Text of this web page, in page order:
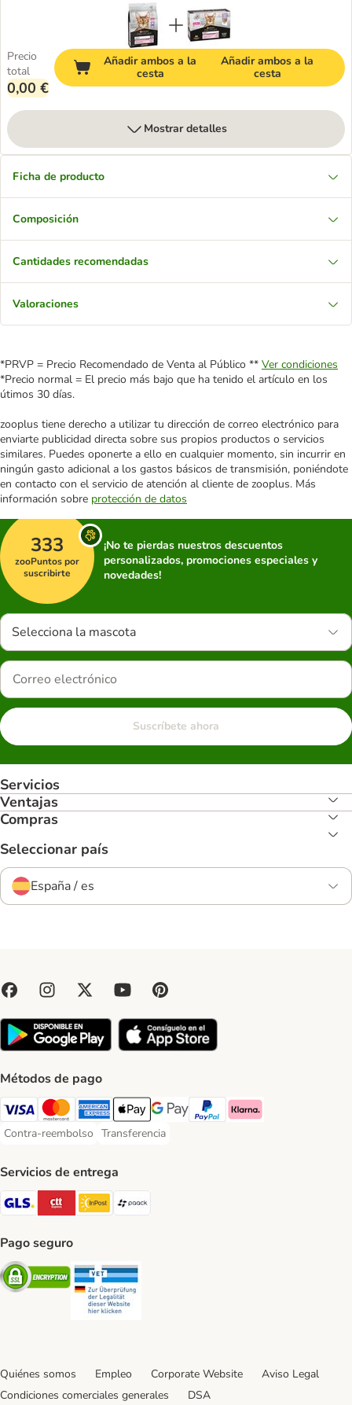
Precio
total
0,00 €
Añadir ambos a la
cesta
Añadir ambos a la
cesta
Mostrar detalles
Ficha de producto
Composición
Cantidades recomendadas
Valoraciones
*PRVP = Precio Recomendado de Venta al Público ** Ver condiciones
*Precio normal = El precio más bajo que ha tenido el artículo en los
útimos 30 días.
zooplus tiene derecho a utilizar tu dirección de correo electrónico para
enviarte publicidad directa sobre sus propios productos o servicios
similares. Puedes oponerte a ello en cualquier momento, sin incurrir en
ningún gasto adicional a los gastos básicos de transmisión, poniéndote
en contacto con el servicio de atención al cliente de zooplus. Más
información sobre protección de datos
333
zooPuntos por
suscribirte
¡No te pierdas nuestros descuentos
personalizados, promociones especiales y
novedades!
Selecciona la mascota
Suscríbete ahora
Servicios
Ventajas
Compras
Seleccionar país
España / es
Métodos de pago
Visa Payment Method
Mastercard Payment Method
American Express Payment Method
Apple Pay Payment Method
Google Pay Payment Method
PayPal Payment Method
Klarna Payment Method
Contra-reembolso
Contra-reembolso Payment Method
Transferencia
Transferencia Payment Method
Servicios de entrega
GLS Shipping Method
CTTExpress Shipping Method
InPost Shipping Method
paack Shipping Method
Pago seguro
Security
Quiénes somos Empleo Corporate Website
Aviso Legal
Condiciones comerciales generales
DSA